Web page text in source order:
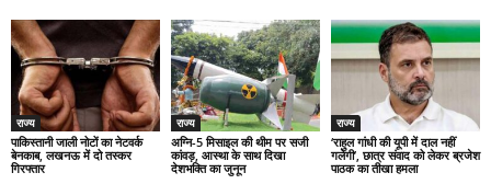
राज्य
पाकिस्तानी जाली नोटों का नेटवर्क
बेनकाब, लखनऊ में दो तस्कर
गिरफ्तार
राज्य
अग्नि-5 मिसाइल की थीम पर सजी
कांवड़, आस्था के साथ दिखा
देशभक्ति का जुनून
राज्य
‘राहुल गांधी की यूपी में दाल नहीं
गलेगी’, छात्र संवाद को लेकर ब्रजेश
पाठक का तीखा हमला